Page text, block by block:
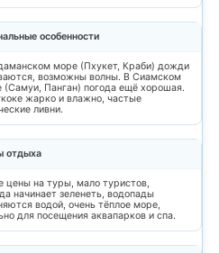
особенности
море (Пхукет, Краби) дожди
возможны волны. В Сиамском
(Самуи, Панган) погода ещё хорошая.
жарко и влажно, частые
ливни.
отдыха
цены на туры, мало туристов,
начинает зеленеть, водопады
водой, очень тёплое море,
для посещения аквапарков и спа.